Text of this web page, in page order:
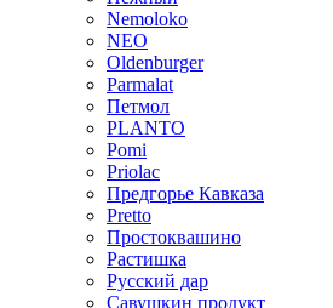
Nemoloko
NEO
Oldenburger
Parmalat
Петмол
PLANTO
Pomi
Priolac
Предгорье Кавказа
Pretto
Простоквашино
Растишка
Русский дар
Савушкин продукт